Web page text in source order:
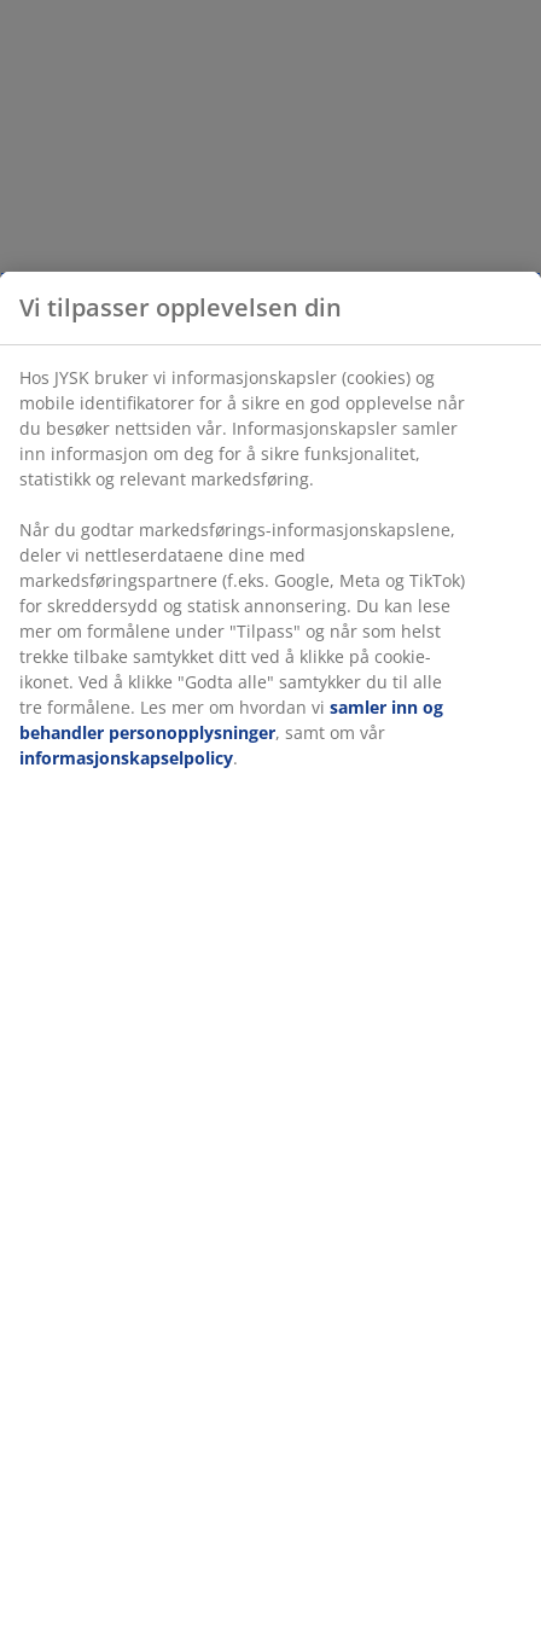
Vi tilpasser opplevelsen din
Hos JYSK bruker vi informasjonskapsler (cookies) og
mobile identifikatorer for å sikre en god opplevelse når
du besøker nettsiden vår. Informasjonskapsler samler
inn informasjon om deg for å sikre funksjonalitet,
statistikk og relevant markedsføring.
Når du godtar markedsførings-informasjonskapslene,
deler vi nettleserdataene dine med
markedsføringspartnere (f.eks. Google, Meta og TikTok)
for skreddersydd og statisk annonsering. Du kan lese
mer om formålene under "Tilpass" og når som helst
trekke tilbake samtykket ditt ved å klikke på cookie-
ikonet. Ved å klikke "Godta alle" samtykker du til alle
tre formålene. Les mer om hvordan vi samler inn og
behandler personopplysninger, samt om vår
informasjonskapselpolicy.